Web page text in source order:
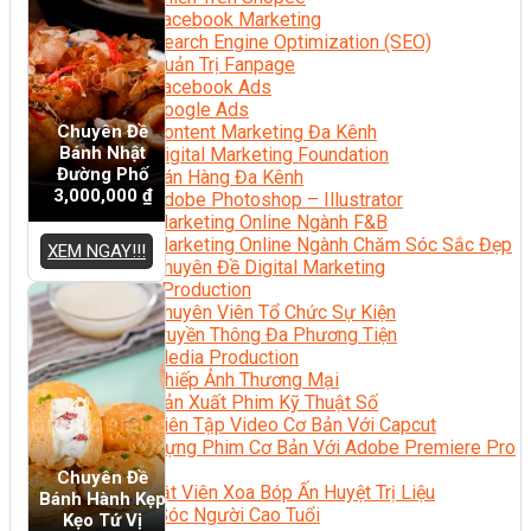
Facebook Marketing
Search Engine Optimization (SEO)
Quản Trị Fanpage
Facebook Ads
Google Ads
Content Marketing Đa Kênh
Digital Marketing Foundation
Bán Hàng Đa Kênh
Adobe Photoshop – Illustrator
Marketing Online Ngành F&B
Marketing Online Ngành Chăm Sóc Sắc Đẹp
Chuyên Đề Digital Marketing
Media Production
Chuyên Viên Tổ Chức Sự Kiện
Truyền Thông Đa Phương Tiện
Media Production
Nhiếp Ảnh Thương Mại
Sản Xuất Phim Kỹ Thuật Số
Biên Tập Video Cơ Bản Với Capcut
Dựng Phim Cơ Bản Với Adobe Premiere Pro
Sức Khỏe
Kỹ Thuật Viên Xoa Bóp Ấn Huyệt Trị Liệu
Chăm Sóc Người Cao Tuổi
Chuyên Đề
Bánh Nhật
Đường Phố
3,000,000 ₫
XEM NGAY!!!
Chuyên Đề
Bánh Hành Kẹp
Kẹo Tứ Vị